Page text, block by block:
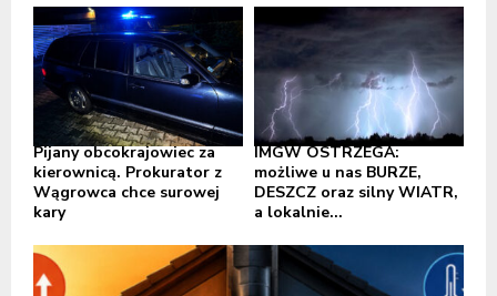
Pijany obcokrajowiec za
kierownicą. Prokurator z
Wągrowca chce surowej
kary
IMGW OSTRZEGA:
możliwe u nas BURZE,
DESZCZ oraz silny WIATR,
a lokalnie...